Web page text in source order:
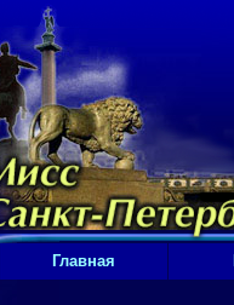
Главная